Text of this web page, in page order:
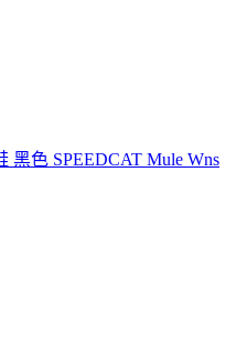
黑色 SPEEDCAT Mule Wns